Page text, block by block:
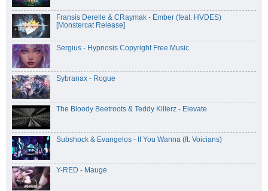
Fransis Derelle & CRaymak - Ember (feat. HVDES)
[Monstercat Release]
Sergius - Hypnosis Copyright Free Music
Sybranax - Rogue
The Bloody Beetroots & Teddy Killerz - Elevate
Subshock & Evangelos - If You Wanna (ft. Voicians)
Y-RED - Mauge